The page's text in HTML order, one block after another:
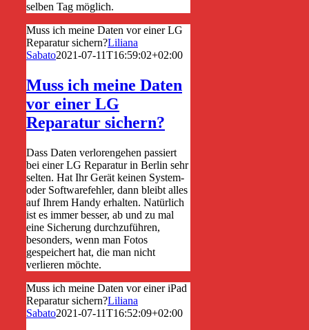
selben Tag möglich.
Muss ich meine Daten vor einer LG
Reparatur sichern?Liliana
Sabato2021-07-11T16:59:02+02:00
Muss ich meine Daten
vor einer LG
Reparatur sichern?
Dass Daten verlorengehen passiert
bei einer LG Reparatur in Berlin sehr
selten. Hat Ihr Gerät keinen System-
oder Softwarefehler, dann bleibt alles
auf Ihrem Handy erhalten. Natürlich
ist es immer besser, ab und zu mal
eine Sicherung durchzuführen,
besonders, wenn man Fotos
gespeichert hat, die man nicht
verlieren möchte.
Muss ich meine Daten vor einer iPad
Reparatur sichern?Liliana
Sabato2021-07-11T16:52:09+02:00